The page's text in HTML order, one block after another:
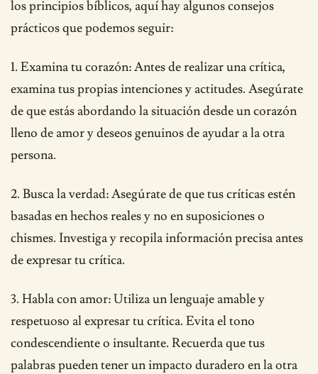
los principios bíblicos, aquí hay algunos consejos
prácticos que podemos seguir:
1. Examina tu corazón: Antes de realizar una crítica,
examina tus propias intenciones y actitudes. Asegúrate
de que estás abordando la situación desde un corazón
lleno de amor y deseos genuinos de ayudar a la otra
persona.
2. Busca la verdad: Asegúrate de que tus críticas estén
basadas en hechos reales y no en suposiciones o
chismes. Investiga y recopila información precisa antes
de expresar tu crítica.
3. Habla con amor: Utiliza un lenguaje amable y
respetuoso al expresar tu crítica. Evita el tono
condescendiente o insultante. Recuerda que tus
palabras pueden tener un impacto duradero en la otra